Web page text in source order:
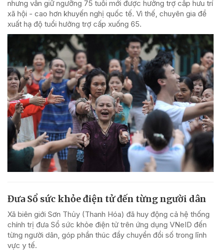
nhưng vẫn giữ ngưỡng 75 tuổi mới được hưởng trợ cấp hưu trí
xã hội - cao hơn khuyến nghị quốc tế. Vì thế, chuyên gia đề
xuất hạ độ tuổi hưởng trợ cấp xuống 65.
Đưa Sổ sức khỏe điện tử đến từng người dân
Xã biên giới Sơn Thủy (Thanh Hóa) đã huy động cả hệ thống
chính trị đưa Sổ sức khỏe điện tử trên ứng dụng VNeID đến
từng người dân, góp phần thúc đẩy chuyển đổi số trong lĩnh
vực y tế.